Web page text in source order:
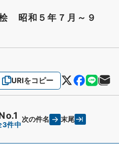
昭和５年７月～９
URIをコピー
3件中
次の件名 末尾